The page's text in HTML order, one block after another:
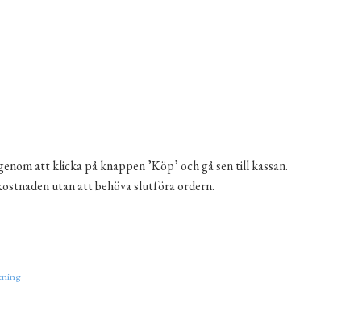
att klicka på knappen ’Köp’ och gå sen till kassan.
utan att behöva slutföra ordern.
mängd